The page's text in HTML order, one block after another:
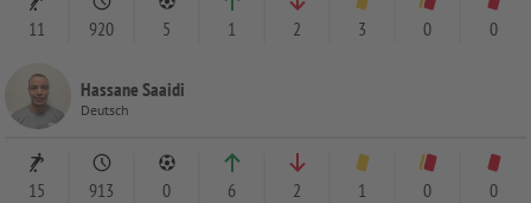
11 920 5 1 2 3 0 0
Hassane Saaidi
Deutsch
15 913 0 6 2 1 0 0